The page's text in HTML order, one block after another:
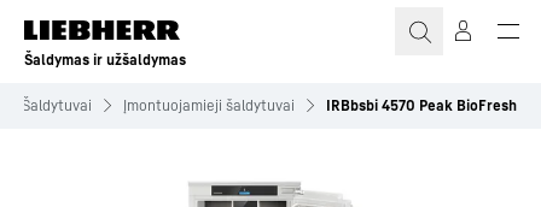
Šaldymas ir užšaldymas
Šaldytuvai Įmontuojamieji šaldytuvai IRBbsbi 4570 Peak BioFresh